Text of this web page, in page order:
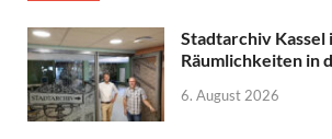
Stadtarchiv Kassel
Räumlichkeiten in
6. August 2026